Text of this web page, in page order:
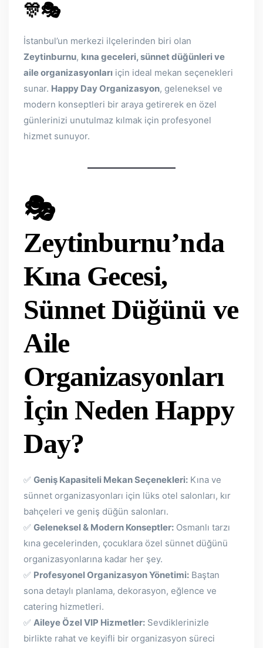
🎊🎭
İstanbul’un merkezi ilçelerinden biri olan
Zeytinburnu, kına geceleri, sünnet düğünleri ve
aile organizasyonları için ideal mekan seçenekleri
sunar. Happy Day Organizasyon, geleneksel ve
modern konseptleri bir araya getirerek en özel
günlerinizi unutulmaz kılmak için profesyonel
hizmet sunuyor.
🎭
Zeytinburnu’nda
Kına Gecesi,
Sünnet Düğünü ve
Aile
Organizasyonları
İçin Neden Happy
Day?
✅ Geniş Kapasiteli Mekan Seçenekleri: Kına ve
sünnet organizasyonları için lüks otel salonları, kır
bahçeleri ve geniş düğün salonları.
✅ Geleneksel & Modern Konseptler: Osmanlı tarzı
kına gecelerinden, çocuklara özel sünnet düğünü
organizasyonlarına kadar her şey.
✅ Profesyonel Organizasyon Yönetimi: Baştan
sona detaylı planlama, dekorasyon, eğlence ve
catering hizmetleri.
✅ Aileye Özel VIP Hizmetler: Sevdiklerinizle
birlikte rahat ve keyifli bir organizasyon süreci